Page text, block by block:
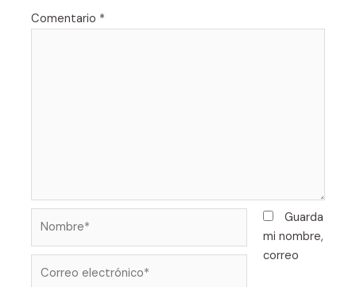
Comentario *
electrónico*
Guarda
mi nombre,
correo